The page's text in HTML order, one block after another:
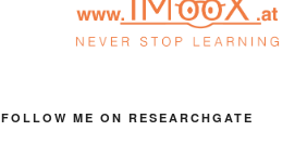
FOLLOW ME ON RESEARCHGATE